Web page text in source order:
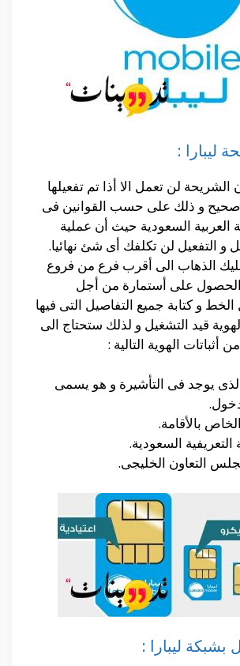
ليبارا :
لن تعمل الا أذا تم تفعيلها
و ذلك على حسب القوانين فى
العربية السعودية حيث أن عملية
و التفعيل لن تكلفك أى شئ نهائيا.
الذهاب الى أقرب فرع من فروع
الحصول على أستمارة من أجل
و كتابة جميع التفاصيل التى فيها
قيد التشغيل و لذلك ستحتاج الى
أثباتات الهوية التالية :
يوجد فى التأشيرة و هو يسمى
بالأقامة.
التعريفية السعودية.
التعاون الخليجى.
بشبكة ليبارا :